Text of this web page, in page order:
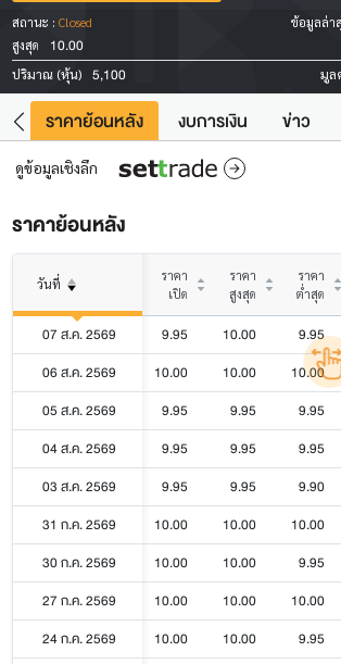
สถานะ : Closed ข้อมูลล่า
สูงสุด
10.00
ปริมาณ (หุ้น) 5,100 มูล
ราคาย้อนหลัง งบการเงิน ข่าว
ดูข้อมูลเชิงลึก
ราคาย้อนหลัง
วันที่
ราคา
เปิด
ราคา
สูงสุด
ราคา
ต่ำสุด
07 ส.ค. 2569 9.95 10.00 9.95
06 ส.ค. 2569
10.00 10.00 10.00
05 ส.ค. 2569
9.95 9.95 9.95
04 ส.ค. 2569
9.95 9.95 9.95
03 ส.ค. 2569
9.95 9.95 9.90
31 ก.ค. 2569
10.00 10.00 10.00
30 ก.ค. 2569
10.00 10.00 9.95
27 ก.ค. 2569
10.00 10.00 10.00
24 ก.ค. 2569
10.00 10.00 9.95